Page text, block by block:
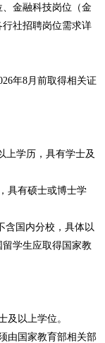
金融科技岗位（金
社招聘岗位需求详
年8月前取得相关证
学历，具有学士及
具有硕士或博士学
国内分校，具体以
学生应取得国家教
以上学位。
国家教育部相关部